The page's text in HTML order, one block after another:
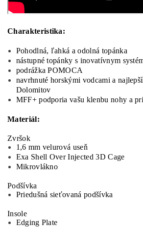
Charakteristika:
Pohodlná, ľahká a odolná topánka
nástupné topánky s inovatívnym
podrážka POMOCA
navrhnuté horskými vodcami a
Dolomitov
MFF+ podporia vašu klenbu nohy a
Materiál:
Zvršok
1,6 mm velurová useň
Exa Shell Over Injected 3D Cage
Mikrovlákno
Podšívka
Priedušná sieťovaná podšívka
Insole
Edging Plate